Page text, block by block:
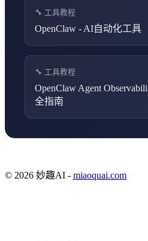
🔧 工具教程
OpenClaw - AI自动化工具
🔧 工具教程
OpenClaw Agent
全指南
© 2026 妙趣AI - miaoquai.com